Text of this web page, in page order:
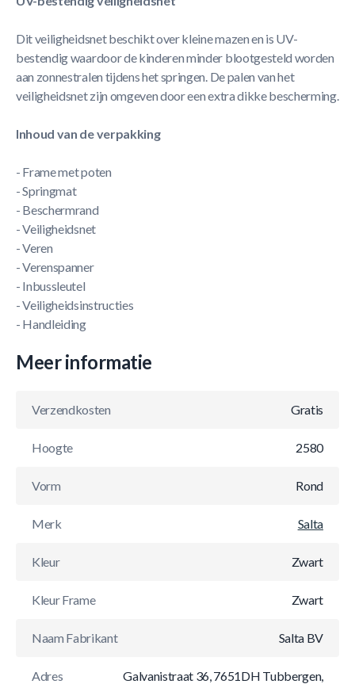
Dit veiligheidsnet beschikt over kleine mazen en is UV-
bestendig waardoor de kinderen minder blootgesteld worden
aan zonnestralen tijdens het springen. De palen van het
veiligheidsnet zijn omgeven door een extra dikke bescherming.
Inhoud van de verpakking
- Frame met poten
- Springmat
- Beschermrand
- Veiligheidsnet
- Veren
- Verenspanner
- Inbussleutel
- Veiligheidsinstructies
- Handleiding
Meer informatie
Verzendkosten Gratis
Hoogte 2580
Vorm Rond
Merk Salta
Kleur Zwart
Kleur Frame Zwart
Naam Fabrikant Salta BV
Adres
Galvanistraat 36, 7651DH Tubbergen,